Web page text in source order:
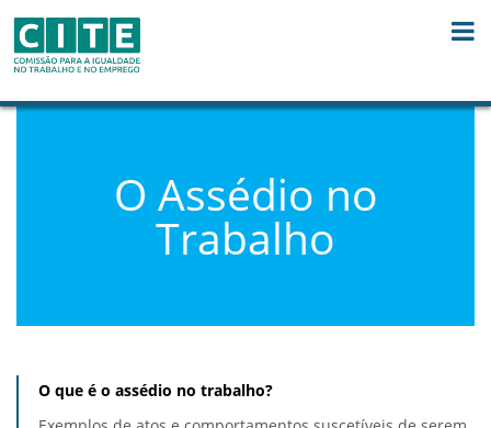
O Assédio no
Trabalho
O que é o assédio no trabalho?